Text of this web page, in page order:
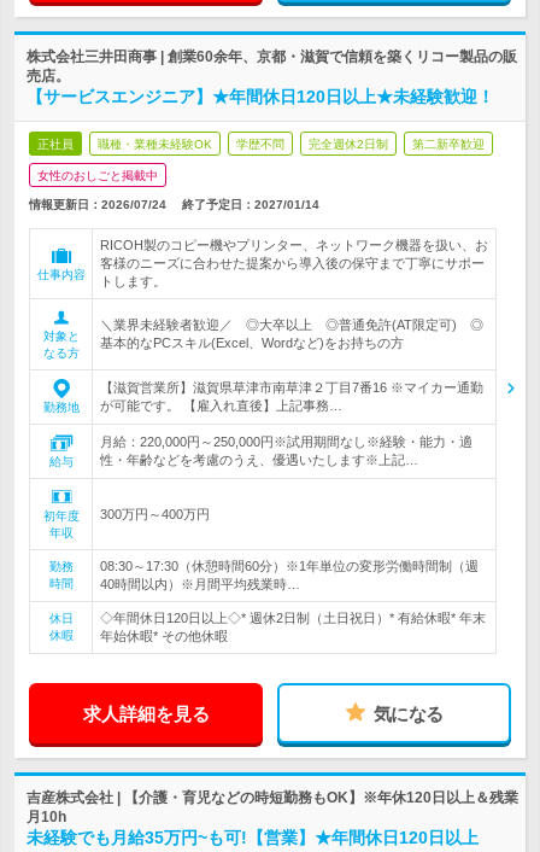
株式会社三井田商事 | 創業60余年、京都・滋賀で信頼を築くリコー製品の販
売店。
【サービスエンジニア】★年間休日120日以上★未経験歓迎！
正社員 職種・業種未経験OK 学歴不問 完全週休2日制 第二新卒歓迎
女性のおしごと掲載中
情報更新日：2026/07/24 終了予定日： 2027/01/14
仕事内容
RICOH製のコピー機やプリンター、ネットワーク機器を扱い、お
客様のニーズに合わせた提案から導入後の保守まで丁寧にサポー
トします。
対象と
なる方
＼業界未経験者歓迎／ ◎大卒以上 ◎普通免許(AT限定可) ◎
基本的なPCスキル(Excel、Wordなど)をお持ちの方
勤務地
【滋賀営業所】滋賀県草津市南草津２丁目7番16 ※マイカー通勤
が可能です。 【雇入れ直後】上記事務…
給与
月給：220,000円～250,000円※試用期間なし※経験・能力・適
性・年齢などを考慮のうえ、優遇いたします※上記…
初年度
年収
300万円～400万円
勤務
時間
08:30～17:30（休憩時間60分）※1年単位の変形労働時間制（週
40時間以内）※月間平均残業時…
休日
休暇
◇年間休日120日以上◇* 週休2日制（土日祝日）* 有給休暇* 年末
年始休暇* その他休暇
求人詳細を見る 気になる
吉産株式会社 | 【介護・育児などの時短勤務もOK】※年休120日以上＆残業
月10h
未経験でも月給35万円~も可!【営業】★年間休日120日以上